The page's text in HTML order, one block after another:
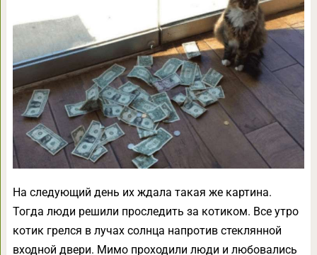
На следующий день их ждала такая же картина.
Тогда люди решили проследить за котиком. Все утро
котик грелся в лучах солнца напротив стеклянной
входной двери. Мимо проходили люди и любовались